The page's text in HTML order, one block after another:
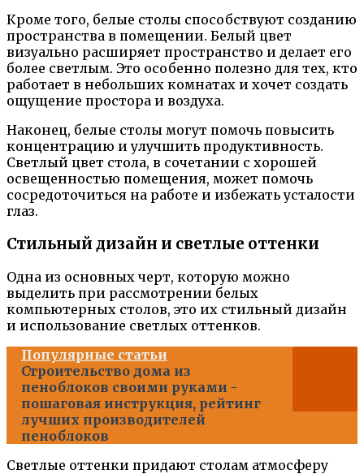
Кроме того, белые столы способствуют созданию
пространства в помещении. Белый цвет
визуально расширяет пространство и делает его
более светлым. Это особенно полезно для тех, кто
работает в небольших комнатах и хочет создать
ощущение простора и воздуха.
Наконец, белые столы могут помочь повысить
концентрацию и улучшить продуктивность.
Светлый цвет стола, в сочетании с хорошей
освещенностью помещения, может помочь
сосредоточиться на работе и избежать усталости
глаз.
Стильный дизайн и светлые оттенки
Одна из основных черт, которую можно
выделить при рассмотрении белых
компьютерных столов, это их стильный дизайн
и использование светлых оттенков.
Популярные статьи
Строительство дома из
пеноблоков своими руками -
пошаговая инструкция, рейтинг
лучших производителей
пеноблоков
Светлые оттенки придают столам атмосферу